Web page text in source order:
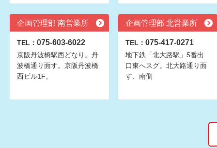
企画管理部 南営業所
TEL： 075-603-6022
京阪丹波橋駅西どなり。丹
波橋通り面す。京阪丹波橋
西ビル1F。
企画管理部 北営業所
TEL： 075-417-0271
地下鉄「北大路駅」5番出
口東へスグ。北大路通り面
す、南側